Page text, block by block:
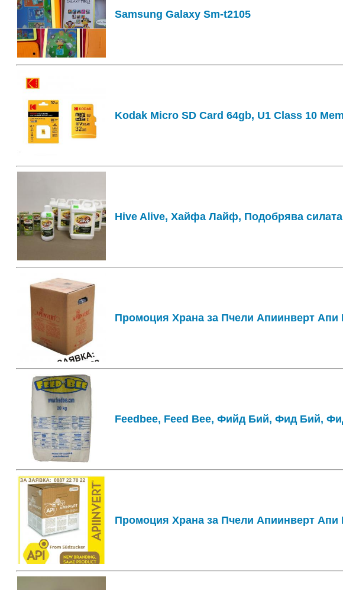
Samsung Galaxy Sm-t2105
Kodak Micro SD Card 64gb, U1 Class 10
Hive Alive, Хайфа Лайф, Подобрява
Промоция Храна за Пчели Апиинверт Апи
Feedbee, Feed Bee, Фийд Бий, Фид Бий,
Промоция Храна за Пчели Апиинверт Апи